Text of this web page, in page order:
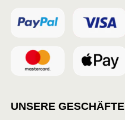
UNSERE GESCHÄFTE